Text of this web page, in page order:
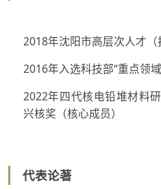
2018年沈阳市高层次人才（
2016年入选科技部“重点领
2022年四代核电铅堆材料
兴核奖（核心成员）
代表论著